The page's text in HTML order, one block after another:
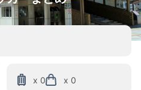
x 0 x 0